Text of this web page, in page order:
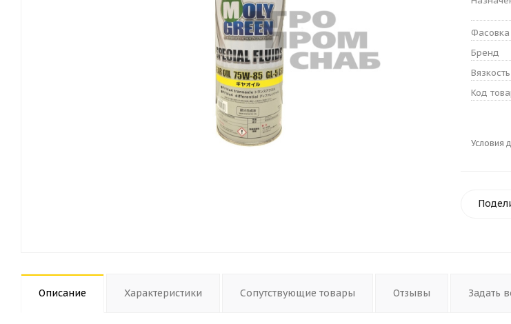
Фасовка
Бренд
Вязкость
Код
Условия
Описание Характеристики Сопутствующие товары Отзывы Задать